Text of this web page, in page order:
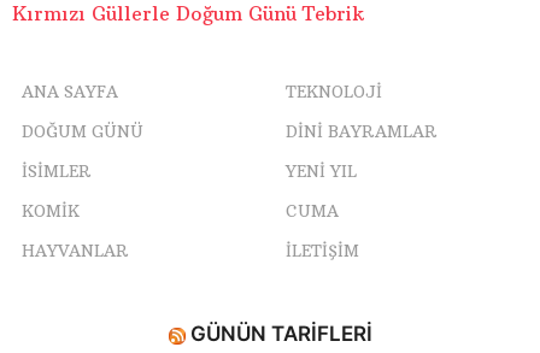
Kırmızı Güllerle Doğum Günü Tebrik
ANA SAYFA
DOĞUM GÜNÜ
ISIMLER
KOMIK
HAYVANLAR
TEKNOLOJI
DINI BAYRAMLAR
YENI YIL
CUMA
İLETIŞIM
GÜNÜN TARIFLERI